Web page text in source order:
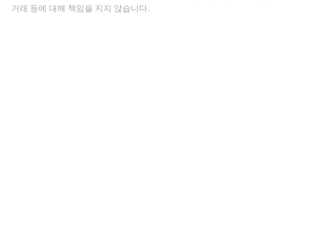
거래 등에 대해 책임을 지지 않습니다.